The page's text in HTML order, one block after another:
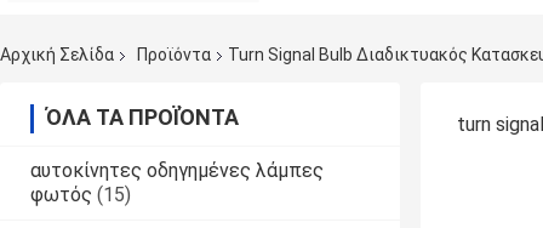
Αρχική Σελίδα
Προϊόντα Turn Signal Bulb Διαδικτυακός
ΌΛΑ ΤΑ ΠΡΟΪΌΝΤΑ
αυτοκίνητες οδηγημένες λάμπες
φωτός (15)
turn